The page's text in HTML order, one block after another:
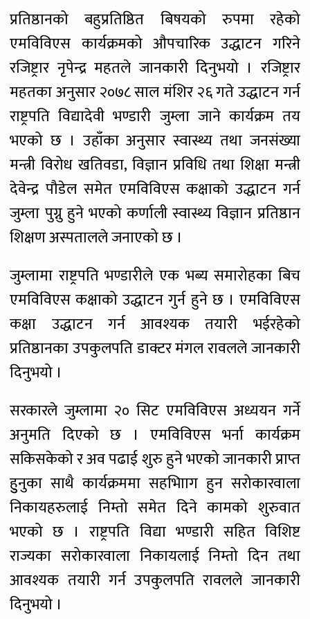
प्रतिष्ठानको बहुप्रतिष्ठित बिषयको रुपमा रहेको
एमविविएस कार्यक्रमको औपचारिक उद्धाटन गरिने
रजिष्ट्रार नृपेन्द्र महतले जानकारी दिनुभयो । रजिष्ट्रार
महतका अनुसार २०७८ साल मंशिर २६ गते उद्धाटन गर्न
राष्ट्रपति विद्यादेवी भण्डारी जुम्ला जाने कार्यक्रम तय
भएको छ । उहाँका अनुसार स्वास्थ्य तथा जनसंख्या
मन्त्री विरोध खतिवडा, विज्ञान प्रविधि तथा शिक्षा मन्त्री
देवेन्द्र पौडेल समेत एमविविएस कक्षाको उद्धाटन गर्न
जुम्ला पुग्नु हुने भएको कर्णाली स्वास्थ्य विज्ञान प्रतिष्ठान
शिक्षण अस्पतालले जनाएको छ ।
जुम्लामा राष्ट्रपति भण्डारीले एक भब्य समारोहका बिच
एमविविएस कक्षाको उद्धाटन गुर्न हुने छ । एमविविएस
कक्षा उद्धाटन गर्न आवश्यक तयारी भईरहेको
प्रतिष्ठानका उपकुलपति डाक्टर मंगल रावलले जानकारी
दिनुभयो ।
सरकारले जुम्लामा २० सिट एमविविएस अध्ययन गर्ने
अनुमति दिएको छ । एमविविएस भर्ना कार्यक्रम
सकिसकेको र अव पढाई शुरु हुने भएको जानकारी प्राप्त
हुुनुका साथै कार्यक्रममा सहभाािग हुन सरोकारवाला
निकायहरुलाई निम्तो समेत दिने कामको शुरुवात
भएको छ । राष्ट्रपति विद्या भण्डारी सहित विशिष्ट
राज्यका सरोकारवाला निकायलाई निम्तो दिन तथा
आवश्यक तयारी गर्न उपकुलपति रावलले जानकारी
दिनुभयो ।